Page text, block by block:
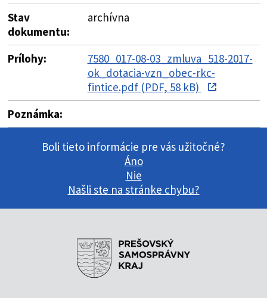
Stav
dokumentu:
archívna
Prílohy:
7580_017-08-03_zmluva_518-2017-
ok_dotacia-vzn_obec-rkc-
fintice.pdf (PDF, 58 kB)
Poznámka:
Boli tieto informácie pre vás užitočné?
Áno
Nie
Našli ste na stránke chybu?